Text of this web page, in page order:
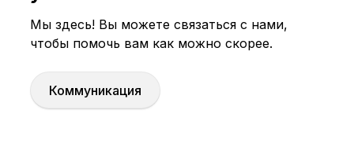
Мы здесь! Вы можете связаться с нами,
чтобы помочь вам как можно скорее.
Коммуникация